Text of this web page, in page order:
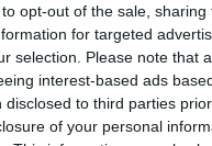
opt-out of the sale,
for targeted
selection. Please note that
interest-based ads
disclosed to third parties
of your personal